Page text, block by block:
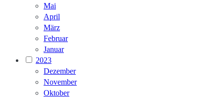
Mai
April
März
Februar
Januar
2023
Dezember
November
Oktober